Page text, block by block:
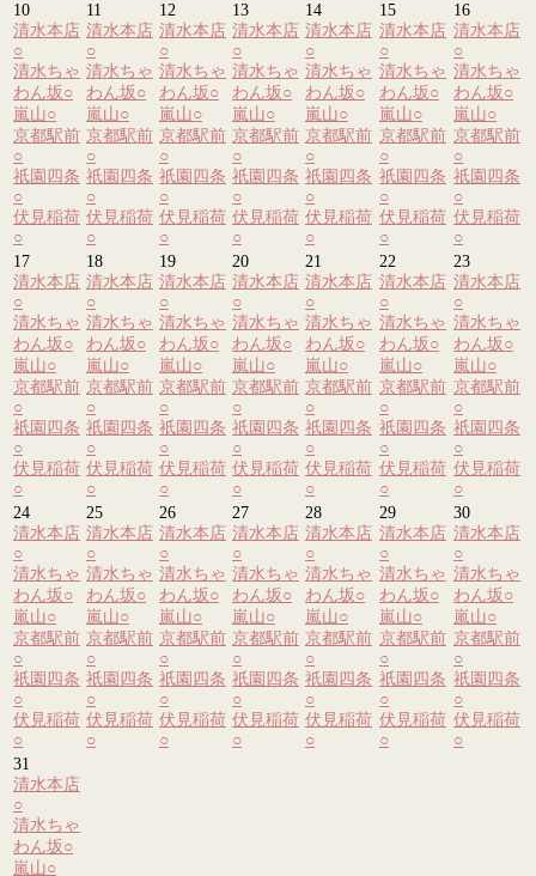
10
清水本店
○
清水ちゃ
わん坂○
嵐山○
京都駅前
○
祇園四条
○
伏見稲荷
○
11
清水本店
○
清水ちゃ
わん坂○
嵐山○
京都駅前
○
祇園四条
○
伏見稲荷
○
12
清水本店
○
清水ちゃ
わん坂○
嵐山○
京都駅前
○
祇園四条
○
伏見稲荷
○
13
清水本店
○
清水ちゃ
わん坂○
嵐山○
京都駅前
○
祇園四条
○
伏見稲荷
○
14
清水本店
○
清水ちゃ
わん坂○
嵐山○
京都駅前
○
祇園四条
○
伏見稲荷
○
15
清水本店
○
清水ちゃ
わん坂○
嵐山○
京都駅前
○
祇園四条
○
伏見稲荷
○
16
清水本店
○
清水ちゃ
わん坂○
嵐山○
京都駅前
○
祇園四条
○
伏見稲荷
○
17
清水本店
○
清水ちゃ
わん坂○
嵐山○
京都駅前
○
祇園四条
○
伏見稲荷
○
18
清水本店
○
清水ちゃ
わん坂○
嵐山○
京都駅前
○
祇園四条
○
伏見稲荷
○
19
清水本店
○
清水ちゃ
わん坂○
嵐山○
京都駅前
○
祇園四条
○
伏見稲荷
○
20
清水本店
○
清水ちゃ
わん坂○
嵐山○
京都駅前
○
祇園四条
○
伏見稲荷
○
21
清水本店
○
清水ちゃ
わん坂○
嵐山○
京都駅前
○
祇園四条
○
伏見稲荷
○
22
清水本店
○
清水ちゃ
わん坂○
嵐山○
京都駅前
○
祇園四条
○
伏見稲荷
○
23
清水本店
○
清水ちゃ
わん坂○
嵐山○
京都駅前
○
祇園四条
○
伏見稲荷
○
24
清水本店
○
清水ちゃ
わん坂○
嵐山○
京都駅前
○
祇園四条
○
伏見稲荷
○
25
清水本店
○
清水ちゃ
わん坂○
嵐山○
京都駅前
○
祇園四条
○
伏見稲荷
○
26
清水本店
○
清水ちゃ
わん坂○
嵐山○
京都駅前
○
祇園四条
○
伏見稲荷
○
27
清水本店
○
清水ちゃ
わん坂○
嵐山○
京都駅前
○
祇園四条
○
伏見稲荷
○
28
清水本店
○
清水ちゃ
わん坂○
嵐山○
京都駅前
○
祇園四条
○
伏見稲荷
○
29
清水本店
○
清水ちゃ
わん坂○
嵐山○
京都駅前
○
祇園四条
○
伏見稲荷
○
30
清水本店
○
清水ちゃ
わん坂○
嵐山○
京都駅前
○
祇園四条
○
伏見稲荷
○
31
清水本店
○
清水ちゃ
わん坂○
嵐山○